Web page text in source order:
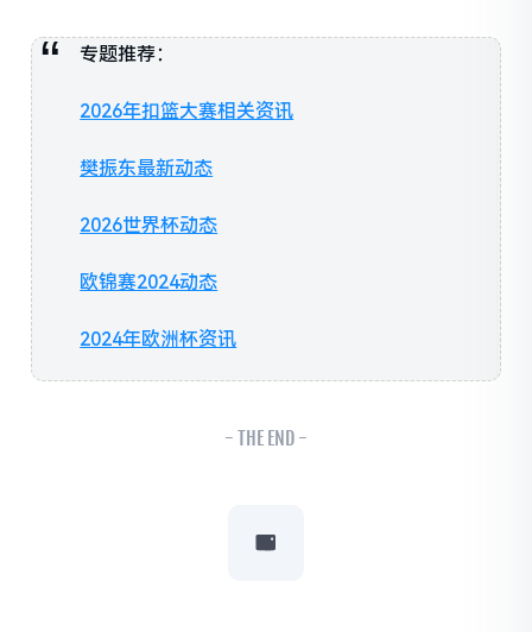
专题推荐：
2026年扣篮大赛相关资讯
樊振东最新动态
2026世界杯动态
欧锦赛2024动态
2024年欧洲杯资讯
- THE END -